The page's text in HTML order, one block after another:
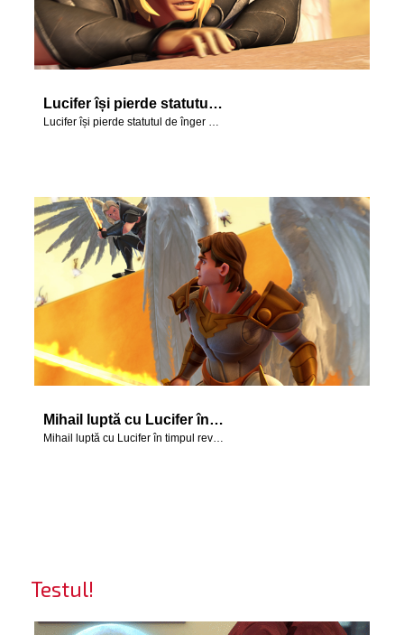
Lucifer își pierde statutul de înger de lumină și devine Satana.
Lucifer își pierde statutul de înger de lumină și devine Satana.
Mihail luptă cu Lucifer în timpul revoltei care are loc în cer.
Mihail luptă cu Lucifer în timpul revoltei care are loc în cer.
Testul!